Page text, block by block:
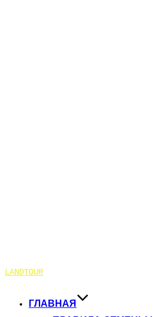
Перейти
содержимому
LANDTOUR
ГЛАВНАЯ